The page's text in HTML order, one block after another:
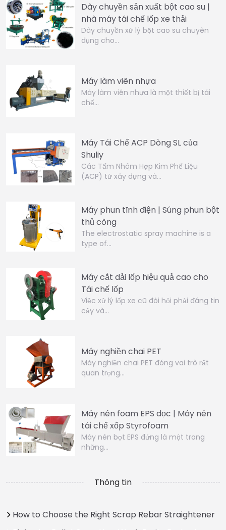
Dây chuyền sản xuất bột cao su |
nhà máy tái chế lốp xe thải
Dây chuyền xử lý bột cao su chuyên
dụng cho…
Máy làm viên nhựa
Máy làm viên nhựa là một thiết bị tái
chế…
Máy Tái Chế ACP Dòng SL của
Shuliy
Các Tấm Nhôm Hợp Kim Phế Liệu
(ACP) từ xây dựng và…
Máy phun tĩnh điện | Súng phun bột
thủ công
The electrostatic spray machine is a
type of…
Máy cắt dải lốp hiệu quả cao cho
Tái chế lốp
Việc xử lý lốp xe cũ đòi hỏi phải đáng tin
cậy và…
Máy nghiền chai PET
Máy nghiền chai PET đóng vai trò rất
quan trọng…
Máy nén foam EPS dọc | Máy nén
tái chế xốp Styrofoam
Máy nén bọt EPS đứng là một trong
những…
Thông tin
How to Choose the Right Scrap Rebar Straightener